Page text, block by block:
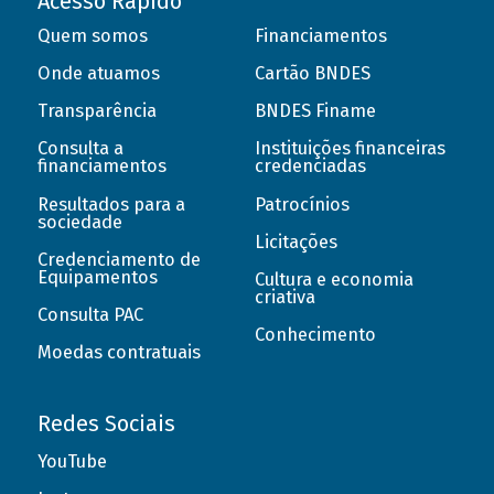
Quem somos
Onde atuamos
Transparência
Consulta a
financiamentos
Resultados para a
sociedade
Credenciamento de
Equipamentos
Consulta PAC
Moedas contratuais
Financiamentos
Cartão BNDES
BNDES Finame
Instituições financeiras
credenciadas
Patrocínios
Licitações
Cultura e economia
criativa
Conhecimento
Redes Sociais
YouTube